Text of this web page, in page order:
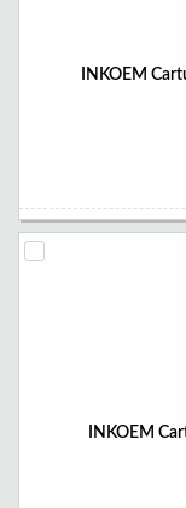
INKOEM
INKOEM